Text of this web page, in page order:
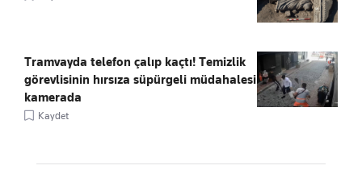
Tramvayda telefon çalıp kaçtı! Temizlik
görevlisinin hırsıza süpürgeli müdahalesi
kamerada
Kaydet